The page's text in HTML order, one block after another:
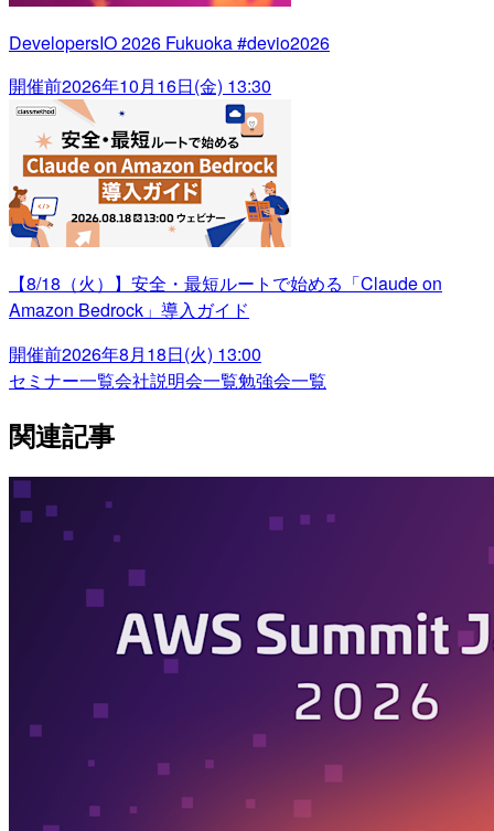
DevelopersIO 2026 Fukuoka #devio2026
開催前2026年10月16日(金) 13:30
【8/18（火）】安全・最短ルートで始める「Claude on
Amazon Bedrock」導入ガイド
開催前2026年8月18日(火) 13:00
セミナー一覧会社説明会一覧勉強会一覧
関連記事